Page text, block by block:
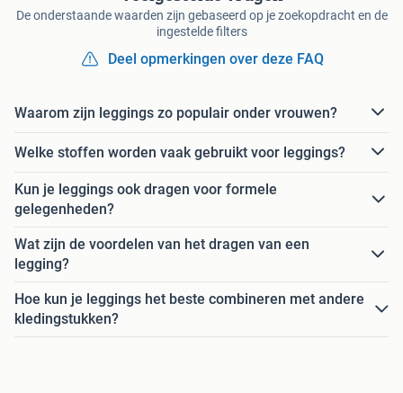
De onderstaande waarden zijn gebaseerd op je zoekopdracht en de
ingestelde filters
Deel opmerkingen over deze FAQ
Waarom zijn leggings zo populair onder vrouwen?
Welke stoffen worden vaak gebruikt voor leggings?
Kun je leggings ook dragen voor formele
gelegenheden?
Wat zijn de voordelen van het dragen van een
legging?
Hoe kun je leggings het beste combineren met andere
kledingstukken?